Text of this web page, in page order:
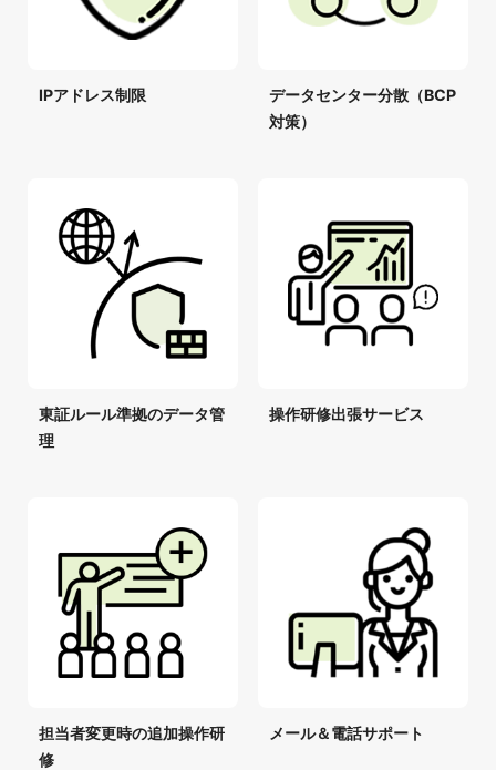
IPアドレス制限
データセンター分散（BCP
対策）
東証ルール準拠のデータ管
理
操作研修出張サービス
担当者変更時の追加操作研
修
メール＆電話サポート